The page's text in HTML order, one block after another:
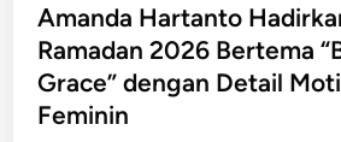
a
i
k
s
t
e
d
i
Amanda Hartanto
Ramadan 2026 Bertema
Grace” dengan Detail
Feminin